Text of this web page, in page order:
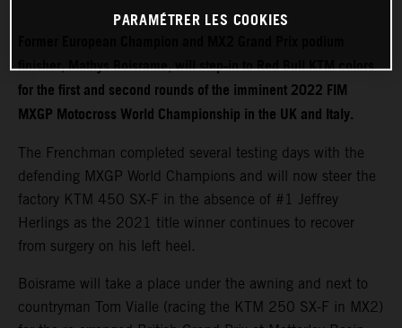
finisher, Mathys Boisrame, will step-in to Red Bull KTM colors
for the first and second rounds of the imminent 2022 FIM
MXGP Motocross World Championship in the UK and Italy.
The Frenchman completed several testing days with the
defending MXGP World Champions and will now steer the
factory KTM 450 SX-F in the absence of #1 Jeffrey
Herlings as the 2021 title winner continues to recover
from surgery on his left heel.
Boisrame will take a place under the awning and next to
countryman Tom Vialle (racing the KTM 250 SX-F in MX2)
PARAMÉTRER LES COOKIES